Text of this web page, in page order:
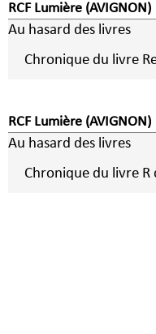
RCF Lumière (AVIGNON)
Au hasard des livres
RCF Lumière (AVIGNON)
Au hasard des livres
Chronique du livre